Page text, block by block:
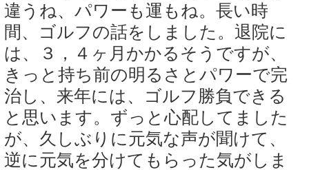
違うね、パワーも運もね。長い時
間、ゴルフの話をしました。退院に
は、３，４ヶ月かかるそうですが、
きっと持ち前の明るさとパワーで完
治し、来年には、ゴルフ勝負できる
と思います。ずっと心配してました
が、久しぶりに元気な声が聞けて、
逆に元気を分けてもらった気がしま